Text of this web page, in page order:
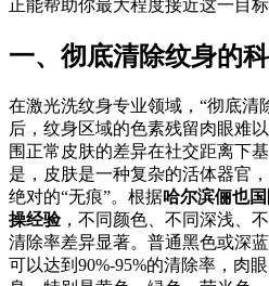
正能帮助你最大程度接近这一目标
一、彻底清除纹身的
在激光洗纹身专业领域，“彻底清
后，纹身区域的色素残留肉眼难
围正常皮肤的差异在社交距离下
是，皮肤是一种复杂的活体器官
绝对的“无痕”。根据哈尔滨俪也
操经验，不同颜色、不同深浅、
清除率差异显著。普通黑色或深
可以达到90%-95%的清除率，肉